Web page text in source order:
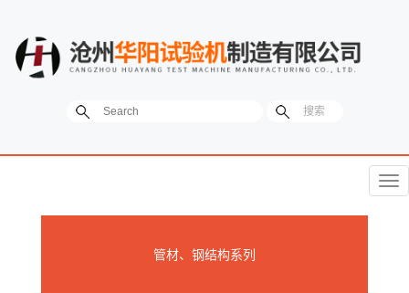
菜
管材、钢结构系列